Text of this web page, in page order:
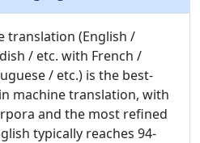
translation (English /
/ etc. with French /
/ etc.) is the best-
machine translation, with
and the most refined
typically reaches 94-